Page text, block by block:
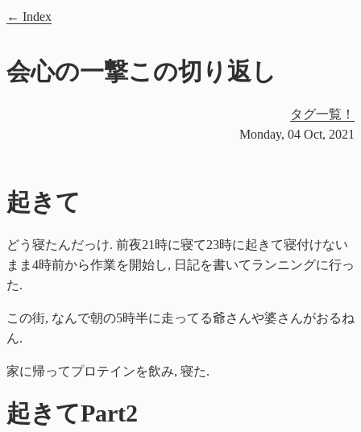
Index
会心の一撃この切り返し
タグ一覧！
Monday, 04 Oct, 2021
起きて
どう寝たんだっけ. 前夜21時に寝て23時に起きて寝付けない
まま4時前から作業を開始し, 日記を書いてランニングに行っ
た.
この街, なんで朝の5時半に走ってる爺さんや婆さんがおるね
ん.
家に帰ってプロテインを飲み, 寝た.
起きてPart2